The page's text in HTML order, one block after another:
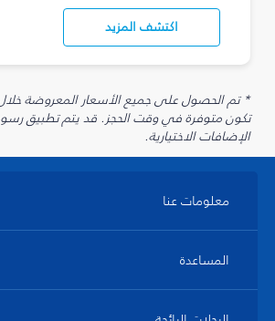
اكتشف المزيد
تكون متوفرة في وقت الحجز. قد يتم تطبيق
الإضافات الاختيارية.
معلومات عنا
المساعدة